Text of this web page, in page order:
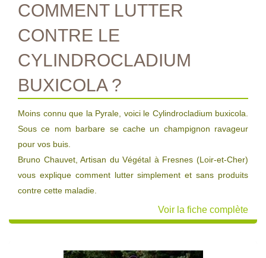
COMMENT LUTTER
CONTRE LE
CYLINDROCLADIUM
BUXICOLA ?
Moins connu que la Pyrale, voici le Cylindrocladium buxicola.
Sous ce nom barbare se cache un champignon ravageur
pour vos buis.
Bruno Chauvet, Artisan du Végétal à Fresnes (Loir-et-Cher)
vous explique comment lutter simplement et sans produits
contre cette maladie.
Voir la fiche complète